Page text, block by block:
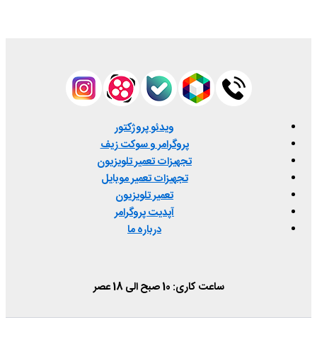
ویدئو پروژکتور
پروگرامر و سوکت زیف
تجهیزات تعمیر تلویزیون
تجهیزات تعمیر موبایل
تعمیر تلویزیون
آپدیت پروگرامر
درباره ما
ساعت کاری: 10 صبح الی 18 عصر